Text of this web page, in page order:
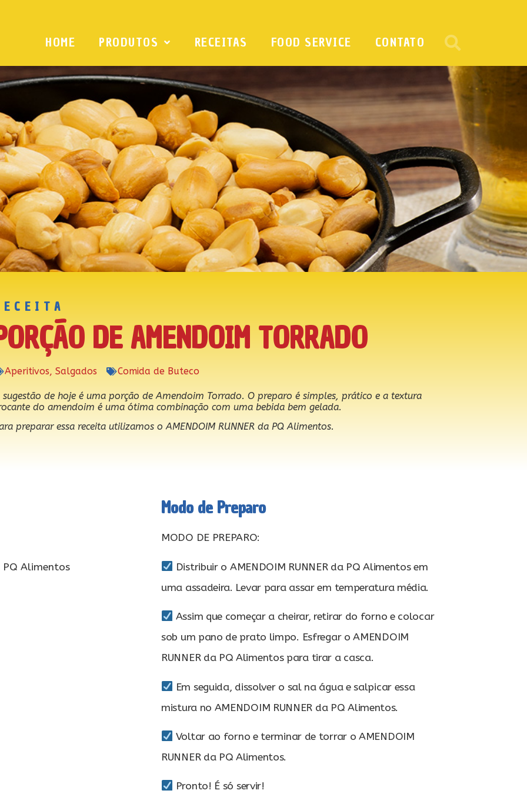
HOME PRODUTOS RECEITAS FOOD SERVICE CONTATO
DE AMENDOIM TORRADO
Aperitivos, Salgados Comida de Buteco
sugestão de hoje é uma porção de Amendoim Torrado. O preparo é simples, prático e a textura
do amendoim é uma ótima combinação com uma bebida bem gelada.
preparar essa receita utilizamos o AMENDOIM RUNNER da PQ Alimentos.
PQ Alimentos
Modo de Preparo
MODO DE PREPARO:
Distribuir o AMENDOIM RUNNER da PQ Alimentos em
uma assadeira. Levar para assar em temperatura média.
Assim que começar a cheirar, retirar do forno e colocar
sob um pano de prato limpo. Esfregar o AMENDOIM
RUNNER da PQ Alimentos para tirar a casca.
Em seguida, dissolver o sal na água e salpicar essa
mistura no AMENDOIM RUNNER da PQ Alimentos.
Voltar ao forno e terminar de torrar o AMENDOIM
RUNNER da PQ Alimentos.
Pronto! É só servir!